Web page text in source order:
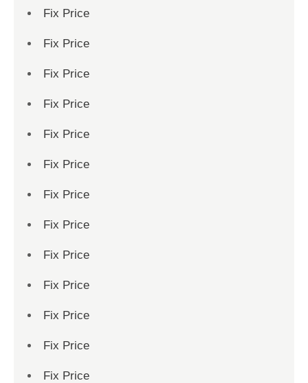
Fix Price
Fix Price
Fix Price
Fix Price
Fix Price
Fix Price
Fix Price
Fix Price
Fix Price
Fix Price
Fix Price
Fix Price
Fix Price